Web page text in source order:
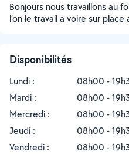
Bonjours nous travaillons au
l’on le travail a voire sur
Disponibilités
Lundi :
08h00 -
Mardi :
08h00 -
Mercredi :
08h00 -
Jeudi :
08h00 -
Vendredi :
08h00 -